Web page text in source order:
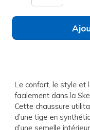
Le confort, le style et
facilement dans la
Cette chaussure
d’une tige en
d’une semelle